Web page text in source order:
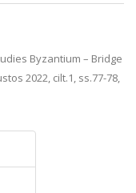
Byzantium – Bridge
2022, cilt.1, ss.77-78,